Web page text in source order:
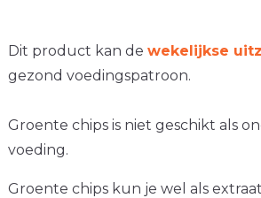
Dit product kan de wekelijkse
gezond voedingspatroon.
Groente chips is niet geschikt als
voeding.
Groente chips kun je wel als